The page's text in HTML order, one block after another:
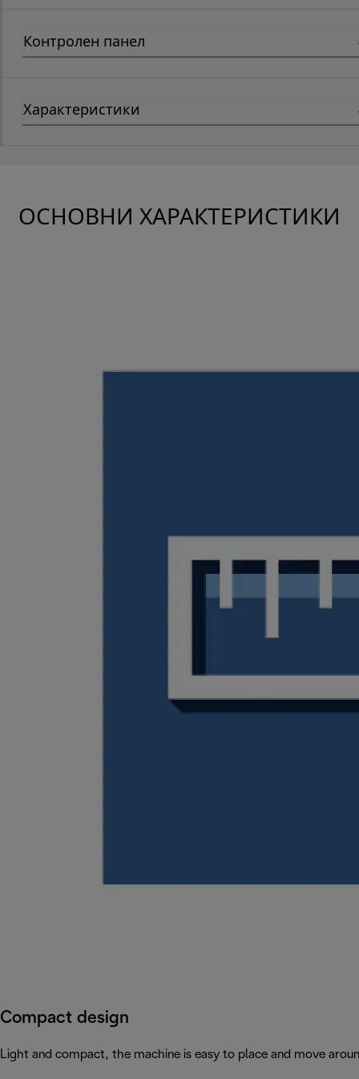
Контролен панел
Характеристики
ОСНОВНИ ХАРАКТЕРИСТИКИ
Compact design
Light and compact, the machine is easy to place and move